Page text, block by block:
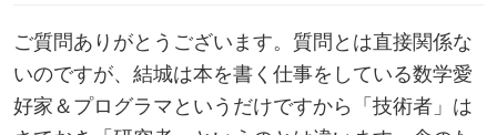
ご質問ありがとうございます。質問とは直接関係な
いのですが、結城は本を書く仕事をしている数学愛
好家＆プログラマというだけですから「技術者」は